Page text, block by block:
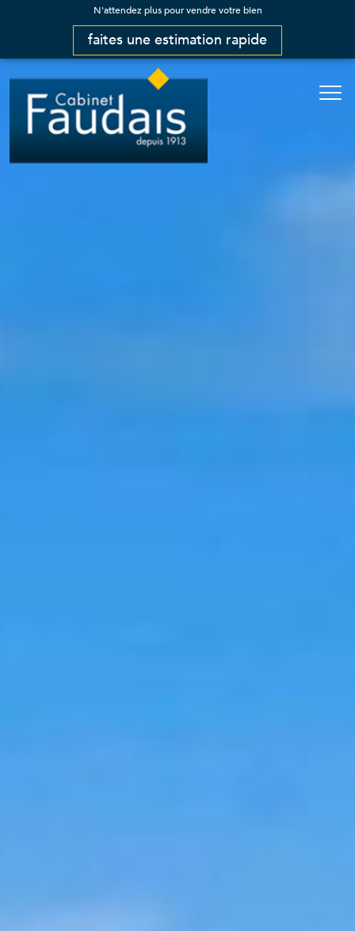
N'attendez plus pour vendre votre bien
faites une estimation rapide